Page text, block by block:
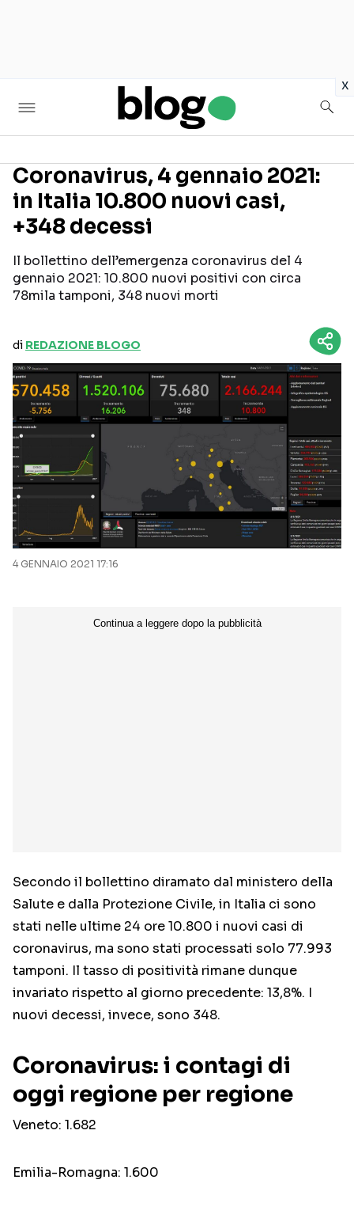
x
Seguici sui social
Coronavirus, 4 gennaio 2021:
in Italia 10.800 nuovi casi,
+348 decessi
Il bollettino dell’emergenza coronavirus del 4
gennaio 2021: 10.800 nuovi positivi con circa
78mila tamponi, 348 nuovi morti
di REDAZIONE BLOGO
4 GENNAIO 2021 17:16
Secondo il bollettino diramato dal ministero della
Salute e dalla Protezione Civile, in Italia ci sono
stati nelle ultime 24 ore 10.800 i nuovi casi di
coronavirus, ma sono stati processati solo 77.993
tamponi. Il tasso di positività rimane dunque
invariato rispetto al giorno precedente: 13,8%. I
nuovi decessi, invece, sono 348.
Coronavirus: i contagi di
oggi regione per regione
Veneto: 1.682
Emilia-Romagna: 1.600